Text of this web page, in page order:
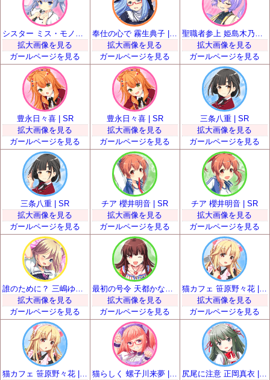
拡大画像を見る
ガールページを見る
奉仕の心で 霧生典子 | SR
拡大画像を見る
ガールページを見る
拡大画像を見る
ガールページを見る
豊永日々喜 | SR
拡大画像を見る
ガールページを見る
豊永日々喜 | SR
拡大画像を見る
ガールページを見る
三条八重 | SR
拡大画像を見る
ガールページを見る
三条八重 | SR
拡大画像を見る
ガールページを見る
チア 櫻井明音 | SR
拡大画像を見る
ガールページを見る
チア 櫻井明音 | SR
拡大画像を見る
ガールページを見る
拡大画像を見る
ガールページを見る
拡大画像を見る
ガールページを見る
猫カフェ 笹原野々花 | SR
拡大画像を見る
ガールページを見る
猫らしく 螺子川来夢 | SR
尻尾に注意 正岡真衣 | SR